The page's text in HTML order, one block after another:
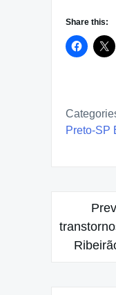
Share this:
Preto-SP